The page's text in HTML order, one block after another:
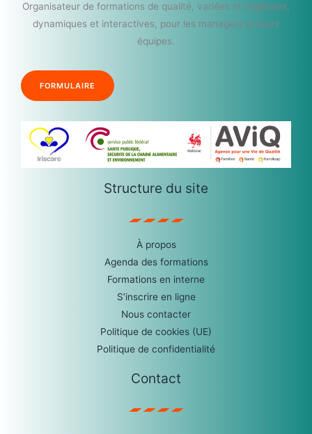
Organisateur de formations de qualité, variées et originales,
dynamiques et interactives, pour les managers et leurs
équipes.
FORMULAIRE
Structure du site
À propos
Agenda des formations
Formations en interne
S’inscrire en ligne
Nous contacter
Politique de cookies (UE)
Politique de confidentialité
Contact